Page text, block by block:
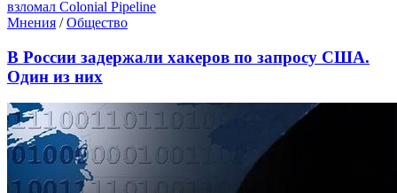
Мнения /Общество
В России задержали хакеров по запросу США.
Один из них